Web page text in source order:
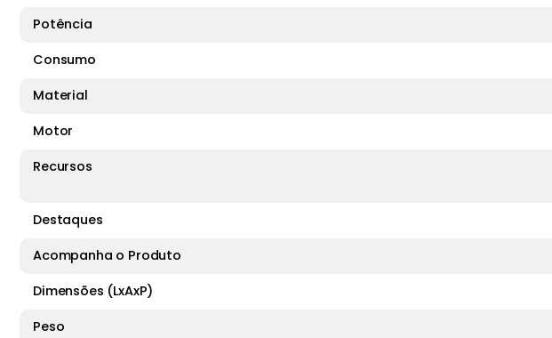
Potência
Consumo
Material
Motor
Recursos
Destaques
Acompanha o Produto
Dimensões (LxAxP)
Peso